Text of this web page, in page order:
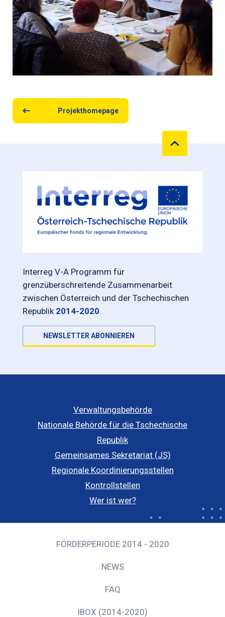
Projekthomepage
Interreg V-A Programm für
grenzüberschreitende Zusammenarbeit
zwischen Österreich und der Tschechischen
Republik 2014-2020.
NEWSLETTER ABONNIEREN
Verwaltungsbehörde
Nationale Behörde für die Tschechische
Republik
Gemeinsames Sekretariat (JS)
Regionale Koordinierungsstellen
Kontrollstellen
Wer ist wer?
FÖRDERPERIODE 2014 - 2020
NEWS
FAQ
IBOX (2014-2020)